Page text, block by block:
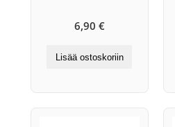
6,90 €
Lisää ostoskoriin